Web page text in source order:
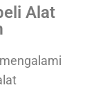
Alat